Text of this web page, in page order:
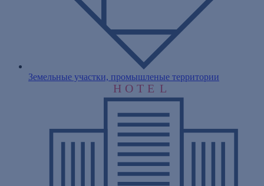
Земельные участки, промышленые территории
H O T E L